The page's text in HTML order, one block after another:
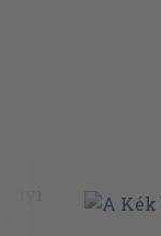
Kuprin: A boszorkány
Lewis Grassic